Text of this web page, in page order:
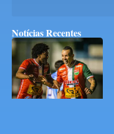
Notícias Recentes